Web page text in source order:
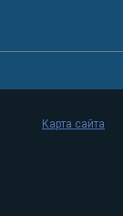
Карта сайта